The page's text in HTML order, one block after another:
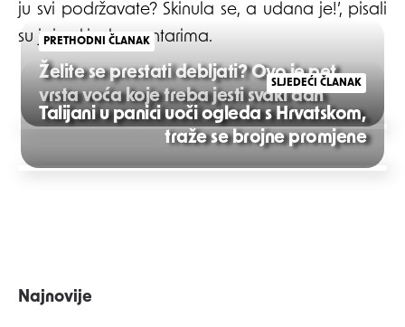
ju svi podržavate? Skinula se, a udana je!’, pisali
su joj neki u komentarima.
Post
navigation
PRETHODNI ČLANAK
Želite se prestati debljati? Ovo je pet
vrsta voća koje treba jesti svaki dan
SLJEDEĆI ČLANAK
Talijani u panici uoči ogleda s Hrvatskom,
traže se brojne promjene
Najnovije